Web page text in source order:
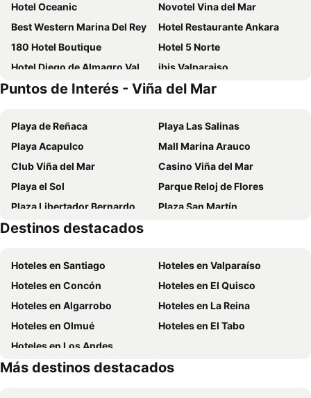
Hotel Oceanic
Novotel Vina del Mar
Best Western Marina Del Rey
Hotel Restaurante Ankara
180 Hotel Boutique
Hotel 5 Norte
Hotel Diego de Almagro Valparaíso
ibis Valparaiso
Hotel Boutique 17
Radisson Blu Acqua Hotel & Spa Concon
Hotel Vista Hermosa 17
Hotel Capric
VOY Hostales - 4 Norte
Hostal Terraza Recreo
HOTEL BORDEPLAZA - ex Monterilla
Hotel Balia Casino
B&B Patrimonial Little Castle
Hotel Montecarlo
Hotel Boutique 3 Poniente
Pacific Sunset Reñaca
Hotel H9
Hotel Estrella
Hotel O'Higgins
Hotel & Apart Hotel Costa Renaca
Alcazar
Magno Hotel
Che Lagarto Viña Del Mar
Santino
Quinta Vergara
Hostal Paseo valle
Chalet Suizo
La Toscana Hotel Boutique
Puntos de Interés - Viña del Mar
Playa de Reñaca
Playa Las Salinas
Playa Acapulco
Mall Marina Arauco
Club Viña del Mar
Casino Viña del Mar
Playa el Sol
Parque Reloj de Flores
Plaza Libertador Bernardo OHiggins
Plaza San Martín
Festival Internacional de la Canción
Parque Italia
Parque Costero
Castillo Wulff
Maitencillo
Pablo Neruda
Destinos destacados
Hoteles en Santiago
Hoteles en Valparaíso
Hoteles en Concón
Hoteles en El Quisco
Hoteles en Algarrobo
Hoteles en La Reina
Hoteles en Olmué
Hoteles en El Tabo
Hoteles en Los Andes
Más destinos destacados